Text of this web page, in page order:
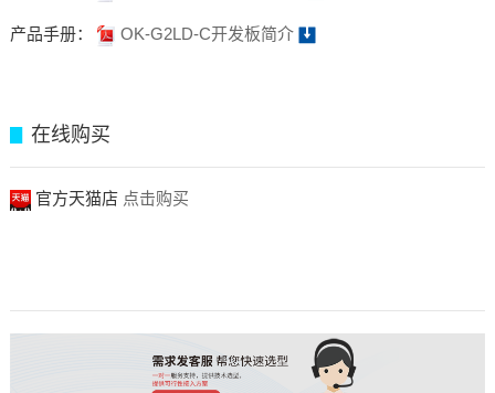
产品手册： OK-G2LD-C开发板简介
在线购买
官方天猫店 点击购买